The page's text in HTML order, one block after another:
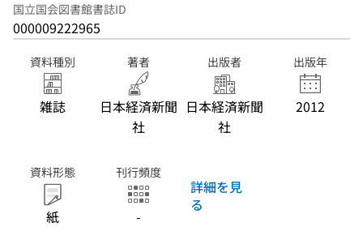
国立国会図書館書誌ID
000009222965
資料種別
雑誌
著者
日本経済新聞
社
出版者
日本経済新聞
社
出版年
2012
資料形態
紙
刊行頻度
-
詳細を見
る